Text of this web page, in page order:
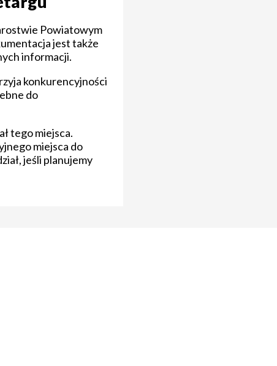
Powiatowym
jest także
informacji.
konkurencyjności
do
tego miejsca.
miejsca do
jeśli planujemy